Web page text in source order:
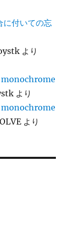
付いての忘
より
より
より